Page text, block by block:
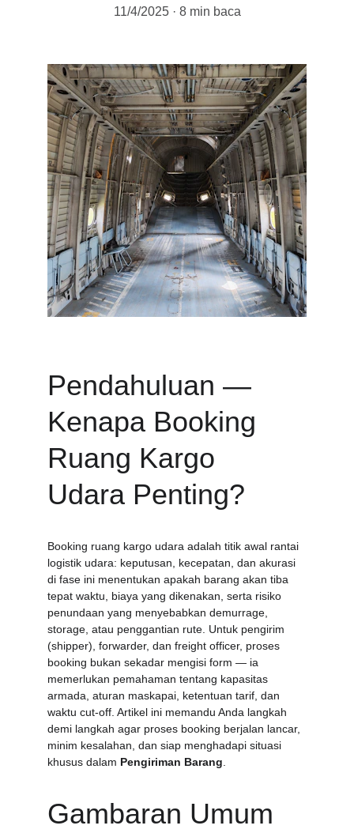
11/4/2025
8 min baca
Pendahuluan —
Kenapa Booking
Ruang Kargo
Udara Penting?
Booking ruang kargo udara adalah titik awal rantai
logistik udara: keputusan, kecepatan, dan akurasi
di fase ini menentukan apakah barang akan tiba
tepat waktu, biaya yang dikenakan, serta risiko
penundaan yang menyebabkan demurrage,
storage, atau penggantian rute. Untuk pengirim
(shipper), forwarder, dan freight officer, proses
booking bukan sekadar mengisi form — ia
memerlukan pemahaman tentang kapasitas
armada, aturan maskapai, ketentuan tarif, dan
waktu cut-off. Artikel ini memandu Anda langkah
demi langkah agar proses booking berjalan lancar,
minim kesalahan, dan siap menghadapi situasi
khusus dalam Pengiriman Barang
Gambaran Umum